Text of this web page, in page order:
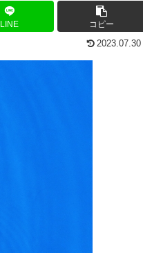
LINE コピー
2023.07.30